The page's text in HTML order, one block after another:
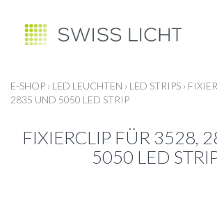
E-SHOP › LED LEUCHTEN › LED STRIPS ›
2835 UND 5050 LED STRIP
FIXIERCLIP FÜR 3528,
5050 LED